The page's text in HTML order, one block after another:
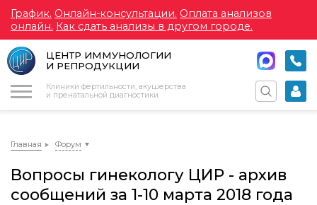
График. Онлайн-консультации. Оплата анализов
онлайн. Как сдать анализы в другом городе.
ЦЕНТР ИММУНОЛОГИИ
И РЕПРОДУКЦИИ
Клиники фертильности, акушерства
и пренатальной диагностики
Главная Форум
Вопросы гинекологу ЦИР - архив
сообщений за 1-10 марта 2018 года